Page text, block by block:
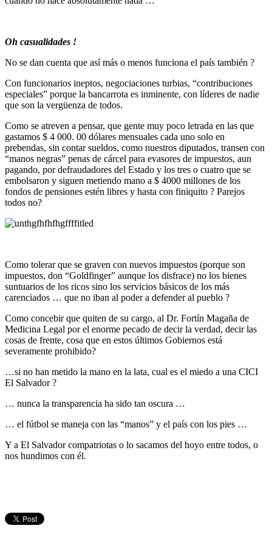
Oh casualidades !
No se dan cuenta que así más o menos funciona el país también ?
Con funcionarios ineptos, negociaciones turbias, “contribuciones
especiales” porque la bancarrota es inminente, con líderes de nadie
que son la vergüenza de todos.
Como se atreven a pensar, que gente muy poco letrada en las que
gastamos $ 4 000. 00 dólares mensuales cada uno solo en
prebendas, sin contar sueldos, como nuestros diputados, transen con
“manos negras” penas de cárcel para evasores de impuestos, aun
pagando, por defraudadores del Estado y los tres o cuatro que se
embolsaron y siguen metiendo mano a $ 4000 millones de los
fondos de pensiones estén libres y hasta con finiquito ? Parejos
todos no?
Como tolerar que se graven con nuevos impuestos (porque son
impuestos, don “Goldfinger” aunque los disfrace) no los bienes
suntuarios de los ricos sino los servicios básicos de los más
carenciados … que no iban al poder a defender al pueblo ?
Como concebir que quiten de su cargo, al Dr. Fortín Magaña de
Medicina Legal por el enorme pecado de decir la verdad, decir las
cosas de frente, cosa que en estos últimos Gobiernos está
severamente prohibido?
…si no han metido la mano en la lata, cual es el miedo a una CICI
El Salvador ?
… nunca la transparencia ha sido tan oscura …
… el fútbol se maneja con las “manos” y el país con los pies …
Y a El Salvador compatriotas o lo sacamos del hoyo entre todos, o
nos hundimos con él.